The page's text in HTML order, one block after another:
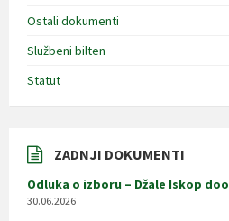
Ostali dokumenti
Službeni bilten
Statut
ZADNJI DOKUMENTI
Odluka o izboru – Džale Iskop doo
30.06.2026